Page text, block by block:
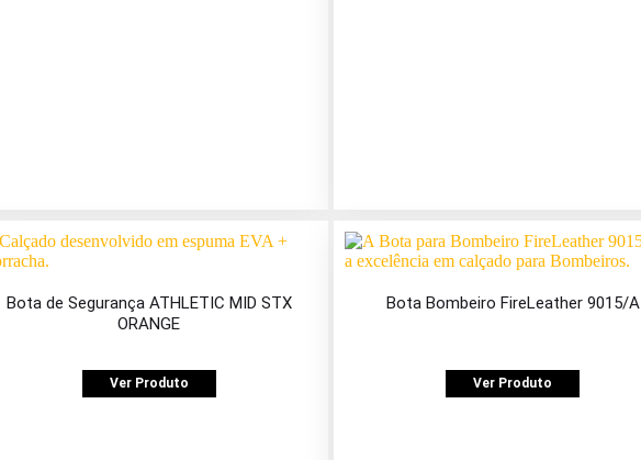
Bota de Segurança ATHLETIC MID STX
ORANGE
Ver Produto
Bota Bombeiro FireLeather 9015/A
Ver Produto